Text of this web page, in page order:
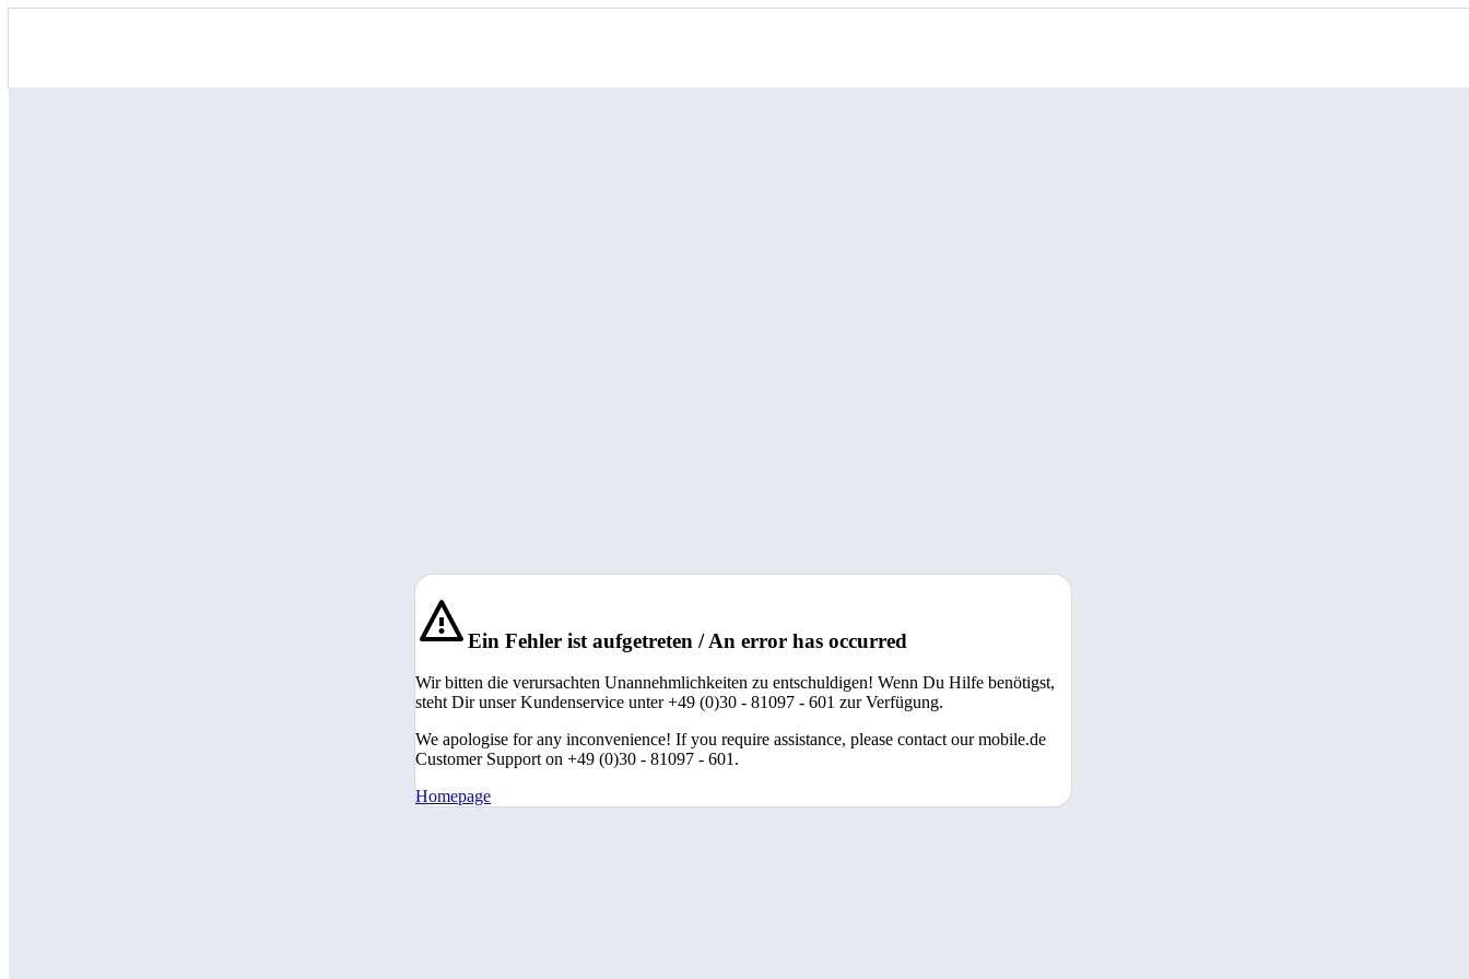
Ein Fehler ist aufgetreten / An error has occurred
Wir bitten die verursachten Unannehmlichkeiten zu entschuldigen! Wenn Du Hilfe benötigst,
steht Dir unser Kundenservice unter +49 (0)30 - 81097 - 601 zur Verfügung.
We apologise for any inconvenience! If you require assistance, please contact our mobile.de
Customer Support on +49 (0)30 - 81097 - 601.
Homepage